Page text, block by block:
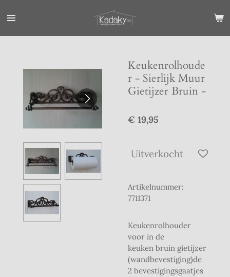
direct
Keukenrolhoude
r - Sierlijk Muur
Gietijzer Bruin -
€ 19,95
Uitverkocht
Artikelnummer:
7711371
Keukenrolhouder
voor in de
keuken bruin gietijzer
(wandbevestiging)de
2 bevestigingsgaatjes